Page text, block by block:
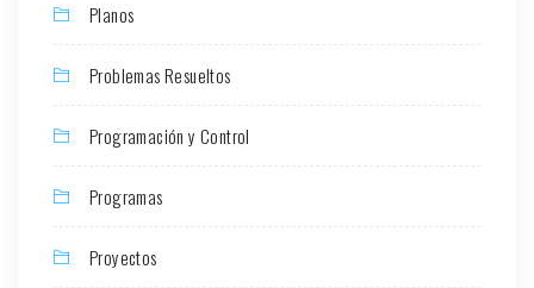
Planos
Problemas Resueltos
Programación y Control
Programas
Proyectos